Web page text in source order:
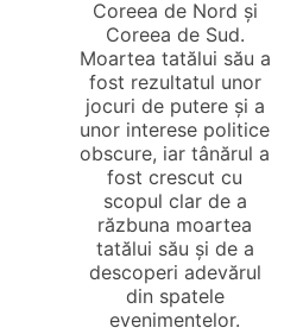
Coreea de Nord și
Coreea de Sud.
Moartea tatălui său a
fost rezultatul unor
jocuri de putere și a
unor interese politice
obscure, iar tânărul a
fost crescut cu
scopul clar de a
răzbuna moartea
tatălui său și de a
descoperi adevărul
din spatele
evenimentelor.